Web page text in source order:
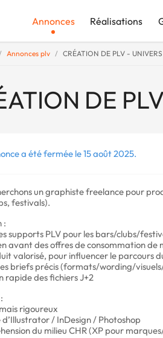
Annonces Réalisations
Annonces plv CRÉATION DE PLV - UNIVERS
DE
a été fermée le 15 août 2025.
un graphiste freelance pour
festivals).
:
supports PLV pour les bars/clubs/
avant des offres de consommation
valorisé, pour influencer le parcours
briefs précis (formats/wording/
rapide des fichiers J+2
rigoureux
/ InDesign / Photoshop
du milieu CHR (XP pour